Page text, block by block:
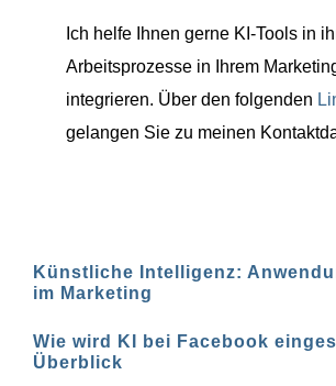
Ich helfe Ihnen gerne KI-Tools in
Arbeitsprozesse in Ihrem
integrieren. Über den folgenden
gelangen Sie zu meinen
Künstliche Intelligenz:
im Marketing
Wie wird KI bei Facebook
Überblick